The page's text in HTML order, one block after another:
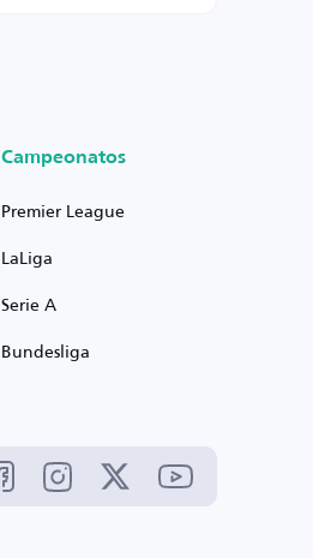
Campeonatos
Premier League
LaLiga
Serie A
Bundesliga